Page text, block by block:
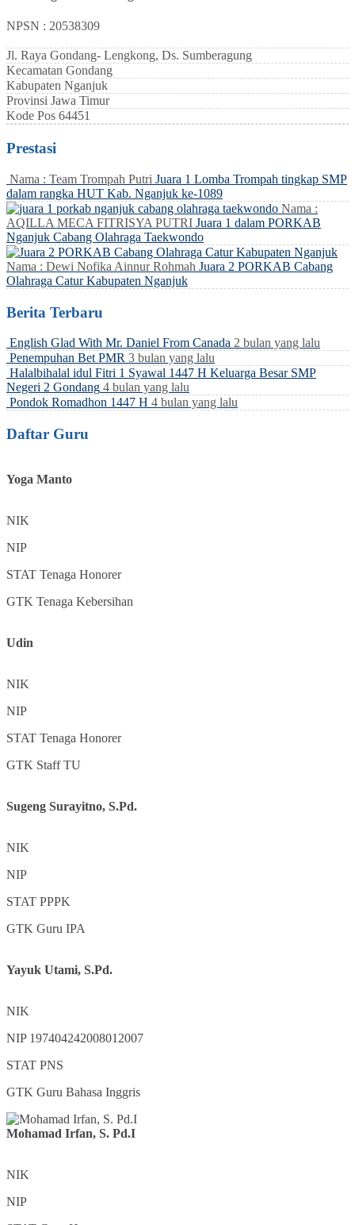
NPSN : 20538309
Jl. Raya Gondang- Lengkong, Ds. Sumberagung
Kecamatan Gondang
Kabupaten Nganjuk
Provinsi Jawa Timur
Kode Pos 64451
Prestasi
Nama : Team Trompah Putri Juara 1 Lomba Trompah tingkap SMP
dalam rangka HUT Kab. Nganjuk ke-1089
Nama :
AQILLA MECA FITRISYA PUTRI Juara 1 dalam PORKAB
Nganjuk Cabang Olahraga Taekwondo
Nama : Dewi Nofika Ainnur Rohmah Juara 2 PORKAB Cabang
Olahraga Catur Kabupaten Nganjuk
Berita Terbaru
English Glad With Mr. Daniel From Canada 2 bulan yang lalu
Penempuhan Bet PMR 3 bulan yang lalu
Halalbihalal idul Fitri 1 Syawal 1447 H Keluarga Besar SMP
Negeri 2 Gondang 4 bulan yang lalu
Pondok Romadhon 1447 H 4 bulan yang lalu
Daftar Guru
Yoga Manto
NIK
NIP
STAT Tenaga Honorer
GTK Tenaga Kebersihan
Udin
NIK
NIP
STAT Tenaga Honorer
GTK Staff TU
Sugeng Surayitno, S.Pd.
NIK
NIP
STAT PPPK
GTK Guru IPA
Yayuk Utami, S.Pd.
NIK
NIP 197404242008012007
STAT PNS
GTK Guru Bahasa Inggris
Mohamad Irfan, S. Pd.I
NIK
NIP